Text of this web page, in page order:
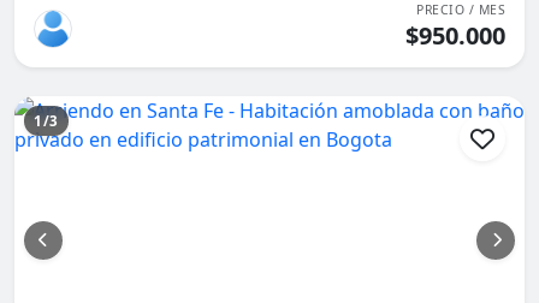
PRECIO / MES
$950.000
1/3